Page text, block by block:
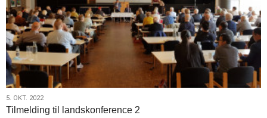
5.
okt.
5. OKT. 2022
Tilmelding til landskonference 2